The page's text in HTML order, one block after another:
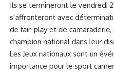
Ils se termineront le vendredi
s’affronteront avec
de fair-play et de
champion national dans leur
Les Jeux​ nationaux sont⁣ un
importance pour le sport